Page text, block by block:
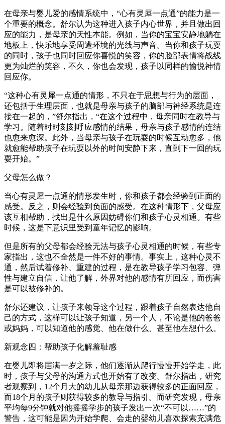
在母亲与婴儿爱的感情系统中，“心有灵犀一点通”的能力是一
个重要的概念。舒尔认为这种进入孩子内心世界，并且做出回
应的能力，是母亲的天性本能。例如，当你的宝宝安静地躺在
地板上，快乐地享受周遭环境的光线与声音。当你和孩子玩耍
的同时，孩子也同时回应你喜悦的笑容，你的脸部表情将战线
更为灿烂的笑容，不久，你也会发现，孩子以同样的愉悦神情
回应你。
“这种心有灵犀一点通的情形，不只在于思想与行为的层面，
还包括于生理层面，也就是母亲与孩子的脑部与神经系统是连
接在一起的，”舒尔指出，“在这个过程中，母亲同时在教导与
学习。随着时时刻刻呼应感情的结果，母亲与孩子感情的连结
也愈来愈深。此外，当母亲与孩子在玩耍的时候互动愈多，他
就愈能帮助孩子在玩耍以外的时间安静下来，直到下一回的玩
耍开始。”
父母怎么做？
当心有灵犀一点通的情形发生时，你和孩子都会经验到正面的
感受。反之，则会经验到负面的感受。在这种情形下，父母应
该互相帮助，找出是什么原因妨碍你们和孩子心灵相通。有些
时候，这是下意识里受到童年记忆的影响。
但是所有的父母都会经验无法与孩子心灵相通的时候，有些专
家指出，这也不全然是一件不好的事情。事实上，这种心灵不
通，然后试着修补、重建的过程，是在教导孩子学习包容、弹
性与建立自信，让他了解，外界对他的感情有所回应，而伤害
是可以被修补的。
舒尔还建议，让孩子来领导这个过程，跟着孩子自然表达他自
己的方式，这样可以让孩子知道，另一个人，不论是他的爸爸
或妈妈，可以知道他的感觉、他在做什么、甚至他在想什么。
新观念四：帮助孩子化解羞耻感
在婴儿即将届满一岁之际，他们逐渐从爬行慢慢开始学走，此
时，孩子与父母的沟通方式也开始有了改变。舒尔指出，研究
者观察到，12个月大的幼儿从母亲那边获得较多的正面回应，
而18个月的孩子则获得较多的教导与指引。而研究发现，母亲
平均每9分钟就对他摇摇学步的孩子发出一次“不可以……”的
警告，这可能是因为开始学爬、会走的婴幼儿喜欢探索充满危